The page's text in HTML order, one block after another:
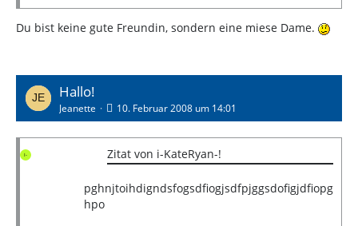
Du bist keine gute Freundin, sondern eine miese Dame.
Hallo!
Jeanette 10. Februar 2008 um 14:01
Zitat von i-KateRyan-!
pghnjtoihdigndsfogsdfiogjsdfpjggsdofigjdfiopg
hpo